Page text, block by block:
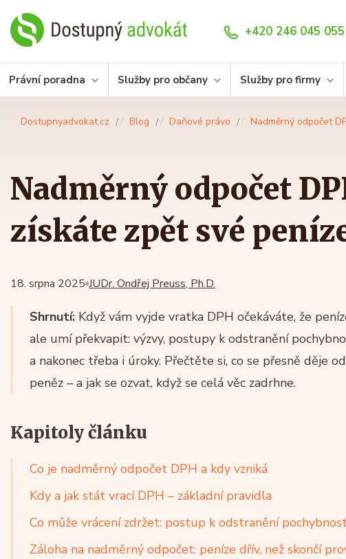
+420 246 045 055
Právní poradna Služby pro občany Služby pro firmy
Dostupnyadvokat.cz Blog Daňové právo Nadměrný odpočet
Nadměrný odpočet
získáte zpět své
JUDr. Ondřej Preuss, Ph.D.
18. srpna 2025
Shrnutí: Když vám vyjde vratka DPH očekáváte, že
ale umí překvapit: výzvy, postupy k odstranění
a nakonec třeba i úroky. Přečtěte si, co se přesně děje
peněz – a jak se ozvat, když se celá věc zadrhne.
Kapitoly článku
Co je nadměrný odpočet DPH a kdy vzniká
Kdy a jak stát vrací DPH – základní pravidla
Co může vrácení zdržet: postup k odstranění
Záloha na nadměrný odpočet: peníze dřív, než skončí